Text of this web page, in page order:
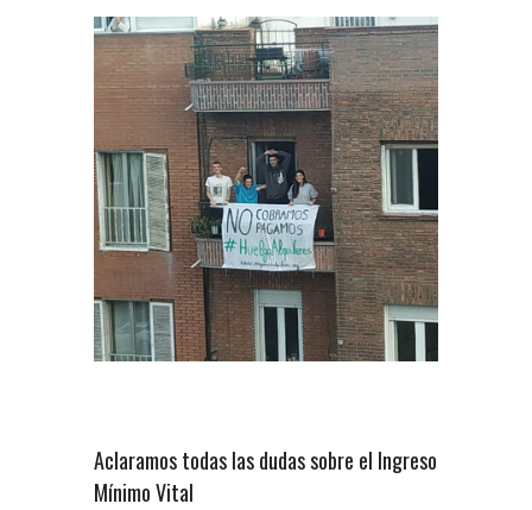
Aclaramos todas las dudas sobre el Ingreso
Mínimo Vital